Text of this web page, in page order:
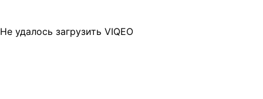
Не удалось загрузить VIQEO